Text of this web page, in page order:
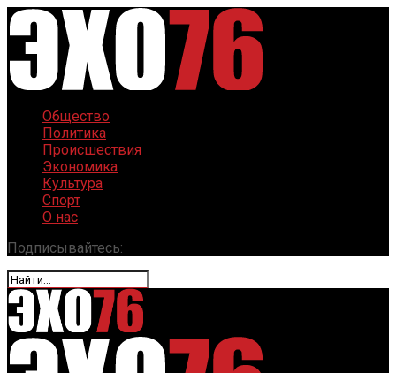
Общество
Политика
Происшествия
Экономика
Культура
Спорт
О нас
Подписывайтесь: